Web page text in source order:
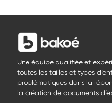
Une équipe qualifiée et
toutes les tailles et types
problématiques dans la
la création de documents